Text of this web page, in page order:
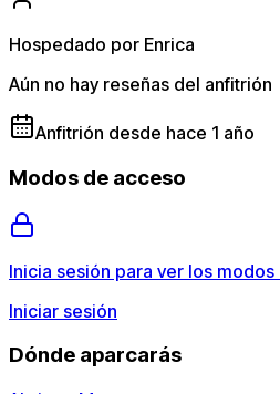
Hospedado por Enrica
Aún no hay reseñas del anfitrión
Anfitrión desde hace 1 año
Modos de acceso
Inicia sesión para ver los
Iniciar sesión
Dónde aparcarás